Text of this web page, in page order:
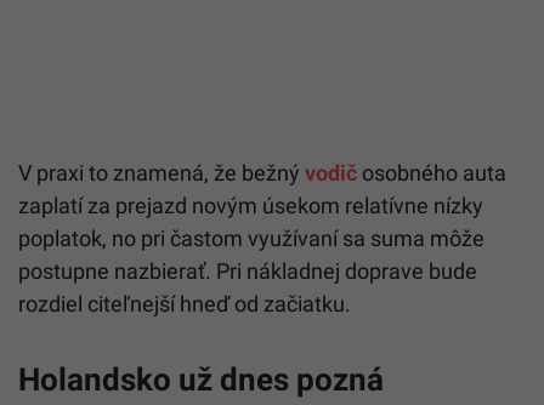
V praxi to znamená, že bežný vodič osobného auta
zaplatí za prejazd novým úsekom relatívne nízky
poplatok, no pri častom využívaní sa suma môže
postupne nazbierať. Pri nákladnej doprave bude
rozdiel citeľnejší hneď od začiatku.
Holandsko už dnes pozná